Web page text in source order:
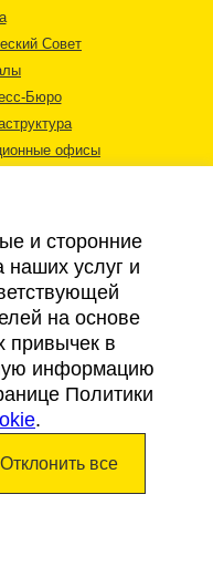
Совет
Бюро
офисы
Совет. Все права
и сторонние
услуг и
на основе
привычек в
информацию
Политики
.
Отклонить все